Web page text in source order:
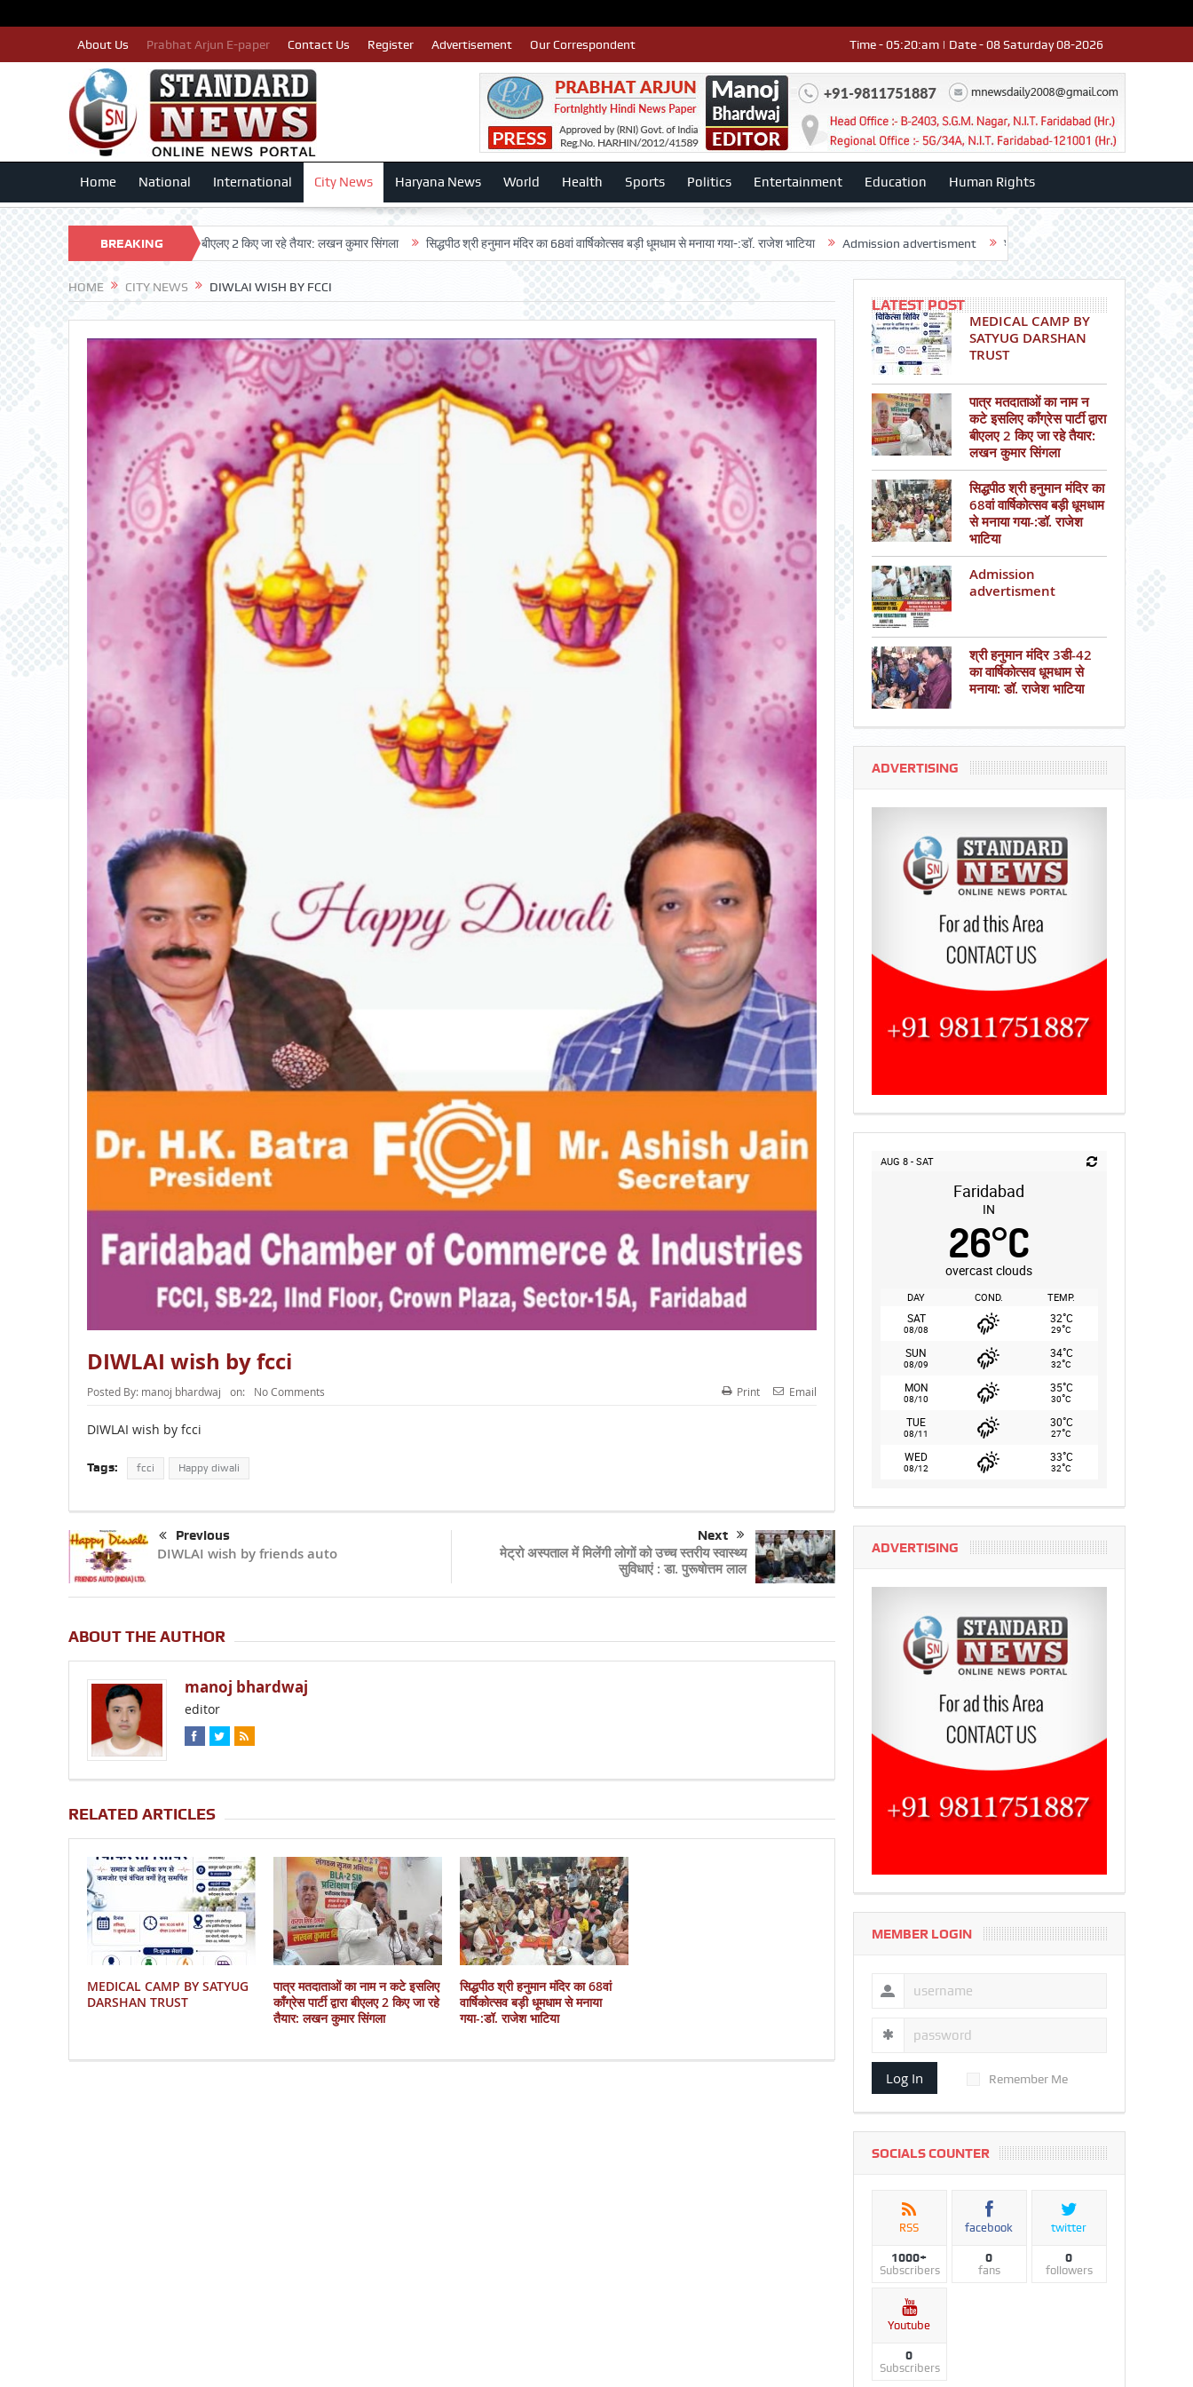
About Us Prabhat Arjun E-paper Contact Us Register Advertisement Our Correspondent Time - 05:20:am | Date - 08 Saturday 08-2026
Home National International City News Haryana News World Health Sports Politics Entertainment Education Human Rights
BREAKING
NEWS
इसलिए काँग्रेस पार्टी द्वारा बीएलए 2 किए जा रहे तैयार: लखन कुमार सिंगला सिद्धपीठ श्री हनुमान मंदिर का 68वां वार्षिकोत्सव बड़ी धूमधाम से मनाया गया-:डॉ. राजेश भाटिया Admission advertisment श्री हनुमान मंदिर 3डी-42 का वार्षिकोत्सव धूमधाम से मनाया:
HOME CITY NEWS DIWLAI WISH BY FCCI
DIWLAI wish by fcci
Posted By: manoj bhardwaj on: No Comments Print Email
DIWLAI wish by fcci
Tags: fcci Happy diwali
Previous
DIWLAI wish by friends auto
Next
मेट्रो अस्पताल में मिलेंगी लोगों को उच्च स्तरीय स्वास्थ्य
सुविधाएं : डा. पुरूषोत्तम लाल
ABOUT THE AUTHOR
manoj bhardwaj
editor
RELATED ARTICLES
MEDICAL CAMP BY SATYUG
DARSHAN TRUST
पात्र मतदाताओं का नाम न कटे इसलिए
काँग्रेस पार्टी द्वारा बीएलए 2 किए जा रहे
तैयार: लखन कुमार सिंगला
सिद्धपीठ श्री हनुमान मंदिर का 68वां
वार्षिकोत्सव बड़ी धूमधाम से मनाया
गया-:डॉ. राजेश भाटिया
LATEST POST
MEDICAL CAMP BY
SATYUG DARSHAN
TRUST
पात्र मतदाताओं का नाम न
कटे इसलिए काँग्रेस पार्टी द्वारा
बीएलए 2 किए जा रहे तैयार:
लखन कुमार सिंगला
सिद्धपीठ श्री हनुमान मंदिर का
68वां वार्षिकोत्सव बड़ी धूमधाम
से मनाया गया-:डॉ. राजेश
भाटिया
Admission
advertisment
श्री हनुमान मंदिर 3डी-42
का वार्षिकोत्सव धूमधाम से
मनाया: डॉ. राजेश भाटिया
ADVERTISING
AUG 8 - SAT
Faridabad
IN
26°C
overcast clouds
DAY COND. TEMP.
SAT
08/08
32°C
29°C
SUN
08/09
34°C
32°C
MON
08/10
35°C
30°C
TUE
08/11
30°C
27°C
WED
08/12
33°C
32°C
ADVERTISING
MEMBER LOGIN
Log In Remember Me
SOCIALS COUNTER
RSS
1000+
Subscribers
facebook
0
fans
twitter
0
followers
Youtube
0
Subscribers